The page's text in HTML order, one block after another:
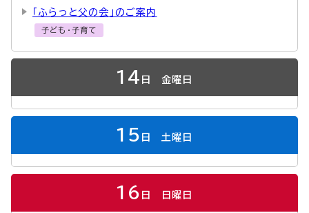
「ふらっと父の会」のご案内
子ども・子育て
14 日 金曜日
15 日 土曜日
16 日 日曜日